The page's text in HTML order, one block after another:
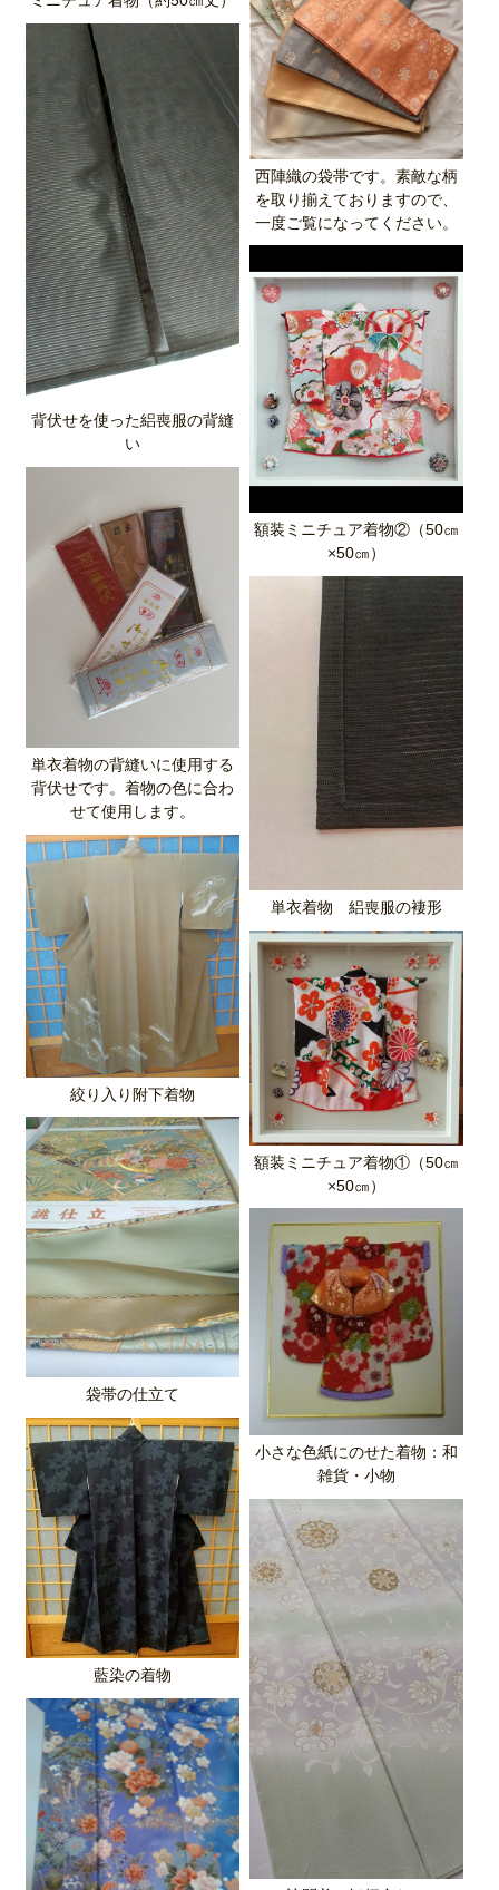
西陣織の袋帯です。素敵な柄
を取り揃えておりますので、
一度ご覧になってください。
背伏せを使った絽喪服の背縫
い
額装ミニチュア着物②（50㎝
×50㎝）
単衣着物の背縫いに使用する
背伏せです。着物の色に合わ
せて使用します。
単衣着物 絽喪服の褄形
絞り入り附下着物
額装ミニチュア着物①（50㎝
×50㎝）
袋帯の仕立て
小さな色紙にのせた着物：和
雑貨・小物
藍染の着物